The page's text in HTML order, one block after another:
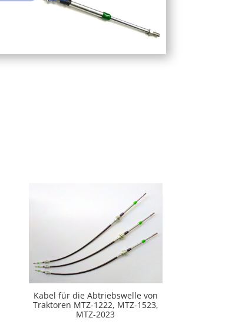
Kabel für die Abtriebswelle von
Traktoren MTZ-1222, MTZ-1523,
MTZ-2023